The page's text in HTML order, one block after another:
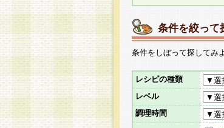
条件を絞って
条件をしぼって探してみ
レシピの種類
レベル
調理時間